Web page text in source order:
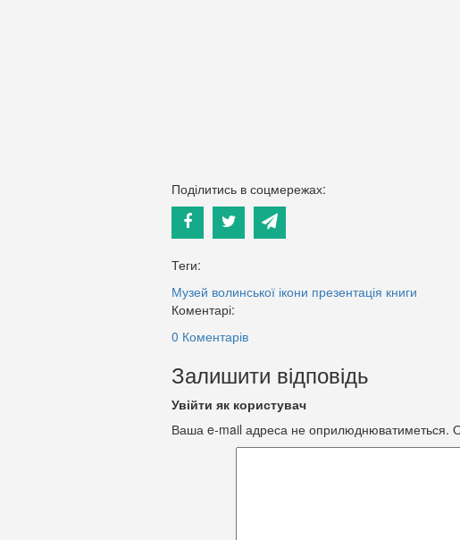
Поділитись в соцмережах:
Теги:
Музей волинської ікони презентація книги
Коментарі:
0 Коментарів
Залишити відповідь
Увійти як користувач
Ваша e-mail адреса не оприлюднюватиметься.